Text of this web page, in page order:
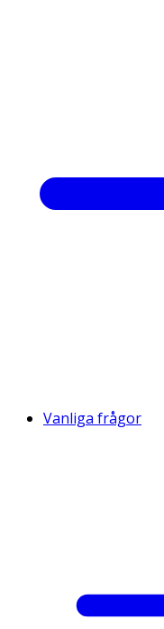
Vanliga frågor